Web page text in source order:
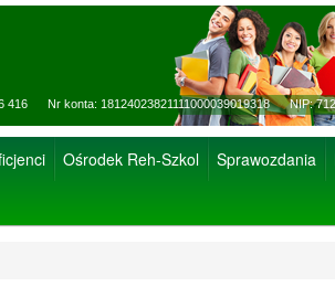
416 Nr konta: 18124023821111000039019318 NIP:
Ośrodek Reh-Szkol Sprawozdania